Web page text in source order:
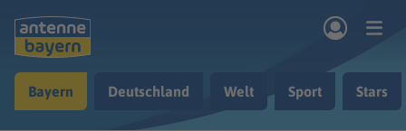
Musik & Radio
Bayern Deutschland Welt Sport Stars